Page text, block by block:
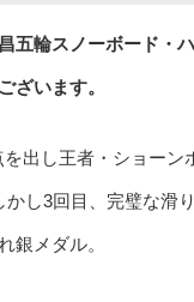
五輪スノーボード・
ざいます。
出し王者・ショーン
かし3回目、完璧な滑
銀メダル。